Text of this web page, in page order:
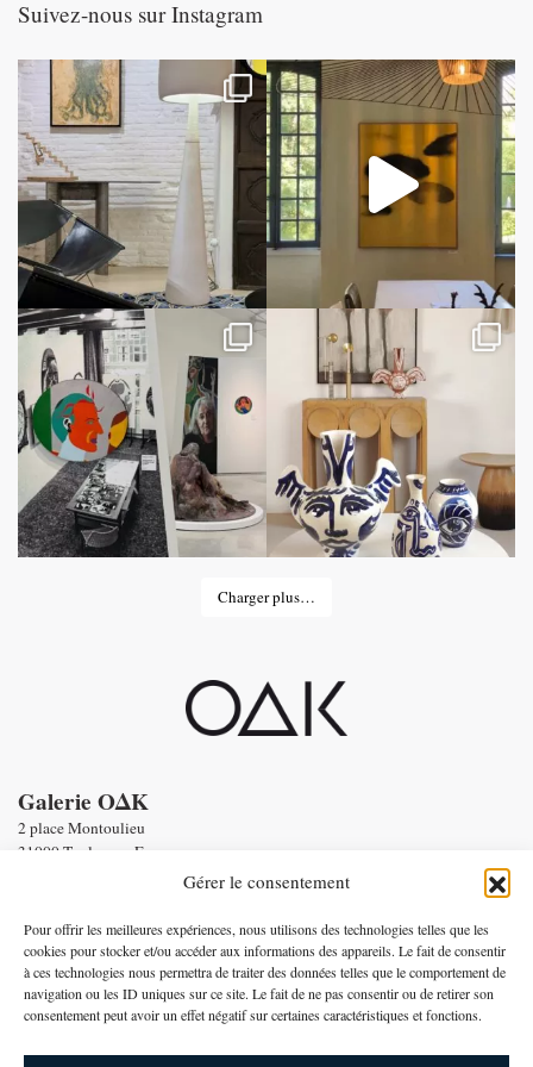
Gérer le consentement
Pour offrir les meilleures expériences, nous utilisons des technologies telles que les
cookies pour stocker et/ou accéder aux informations des appareils. Le fait de consentir
à ces technologies nous permettra de traiter des données telles que le comportement de
navigation ou les ID uniques sur ce site. Le fait de ne pas consentir ou de retirer son
consentement peut avoir un effet négatif sur certaines caractéristiques et fonctions.
Suivez-nous sur Instagram
Charger plus…
Galerie OΔK
2 place Montoulieu
31000 Toulouse - France
+33 6 58 56 86 19
-Conditions générales de vente
-Mentions légales
Paiement par
Français